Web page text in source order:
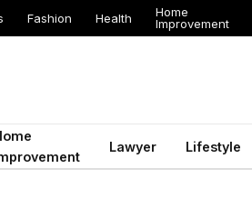
Fashion Health
Home
Improvement
Lawyer Lifestyle